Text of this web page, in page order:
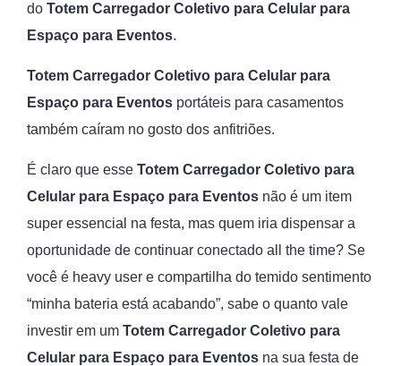
do Totem Carregador Coletivo para Celular para
Espaço para Eventos.
Totem Carregador Coletivo para Celular para
Espaço para Eventos portáteis para casamentos
também caíram no gosto dos anfitriões.
É claro que esse Totem Carregador Coletivo para
Celular para Espaço para Eventos não é um item
super essencial na festa, mas quem iria dispensar a
oportunidade de continuar conectado all the time? Se
você é heavy user e compartilha do temido sentimento
“minha bateria está acabando”, sabe o quanto vale
investir em um Totem Carregador Coletivo para
Celular para Espaço para Eventos na sua festa de